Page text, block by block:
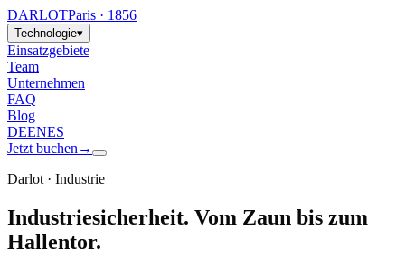
DARLOTParis · 1856
Technologie▾
Einsatzgebiete
Team
Unternehmen
FAQ
Blog
DEENES
Jetzt buchen →
Darlot · Industrie
Industriesicherheit. Vom Zaun bis zum
Hallentor.